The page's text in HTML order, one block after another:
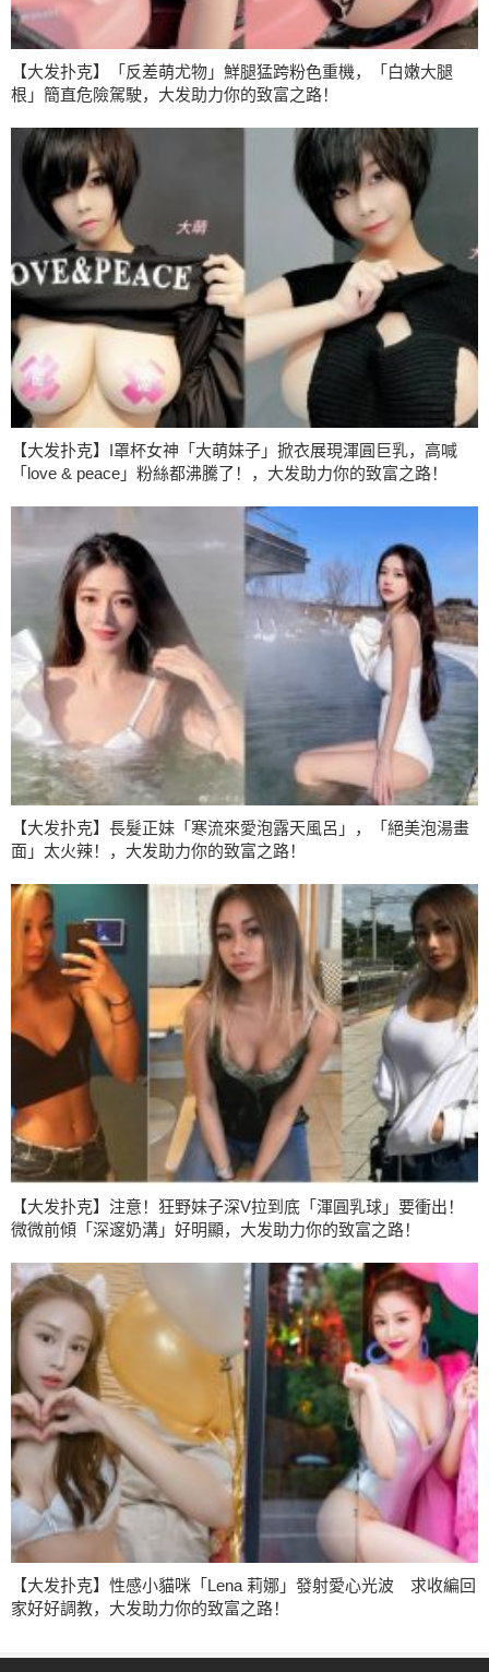
【大发扑克】「反差萌尤物」鮮腿猛跨粉色重機，「白嫩大腿
根」簡直危險駕駛，大发助力你的致富之路！
【大发扑克】I罩杯女神「大萌妹子」掀衣展現渾圓巨乳，高喊
「love & peace」粉絲都沸騰了！，大发助力你的致富之路！
【大发扑克】長髮正妹「寒流來愛泡露天風呂」，「絕美泡湯畫
面」太火辣！，大发助力你的致富之路！
【大发扑克】注意！狂野妹子深V拉到底「渾圓乳球」要衝出！
微微前傾「深邃奶溝」好明顯，大发助力你的致富之路！
【大发扑克】性感小貓咪「Lena 莉娜」發射愛心光波 求收編回
家好好調教，大发助力你的致富之路！